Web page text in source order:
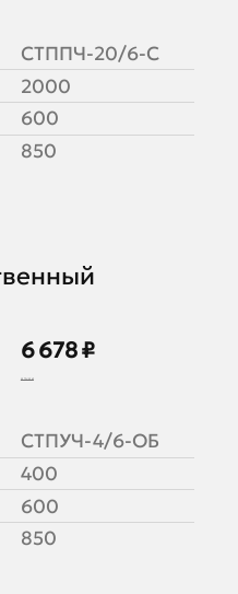
СТППЧ-20/6-С
2000
600
850
6 678 ₽
8 348 ₽
СТПУЧ-4/6-ОБ
400
600
850